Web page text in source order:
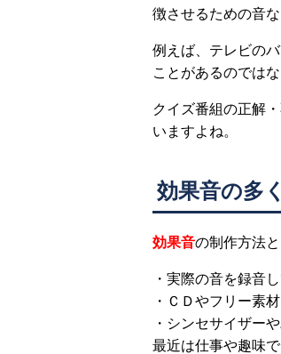
徴させるための音
例えば、テレビの
ことがあるのでは
クイズ番組の正解
いますよね。
効果音の多
効果音の制作方法
・実際の音を録音
・ＣＤやフリー素
・シンセサイザー
最近は仕事や趣味